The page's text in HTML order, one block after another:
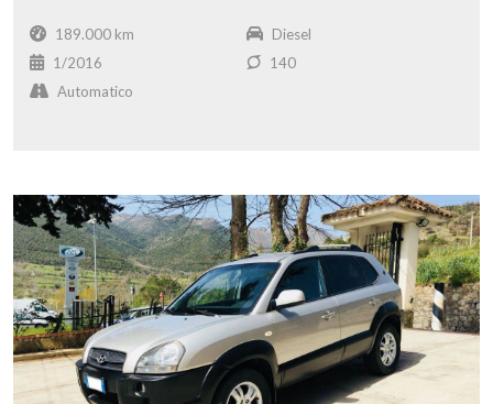
189.000 km
Diesel
1/2016
140
Automatico